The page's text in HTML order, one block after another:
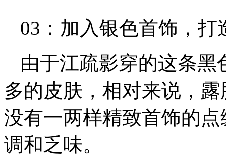
03：加入银色首饰，
由于江疏影穿的这条
多的皮肤，相对来说，
没有一两样精致首饰的
调和乏味。